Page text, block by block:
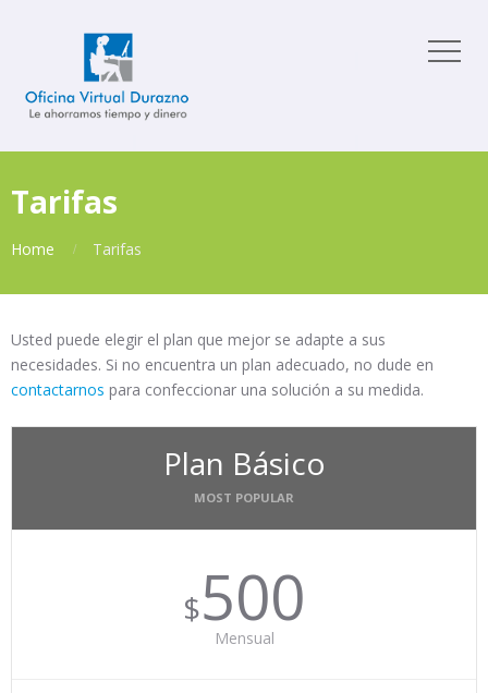
Tarifas
Home Tarifas
Usted puede elegir el plan que mejor se adapte a sus
necesidades. Si no encuentra un plan adecuado, no dude en
contactarnos para confeccionar una solución a su medida.
Plan Básico
MOST POPULAR
$500
Mensual